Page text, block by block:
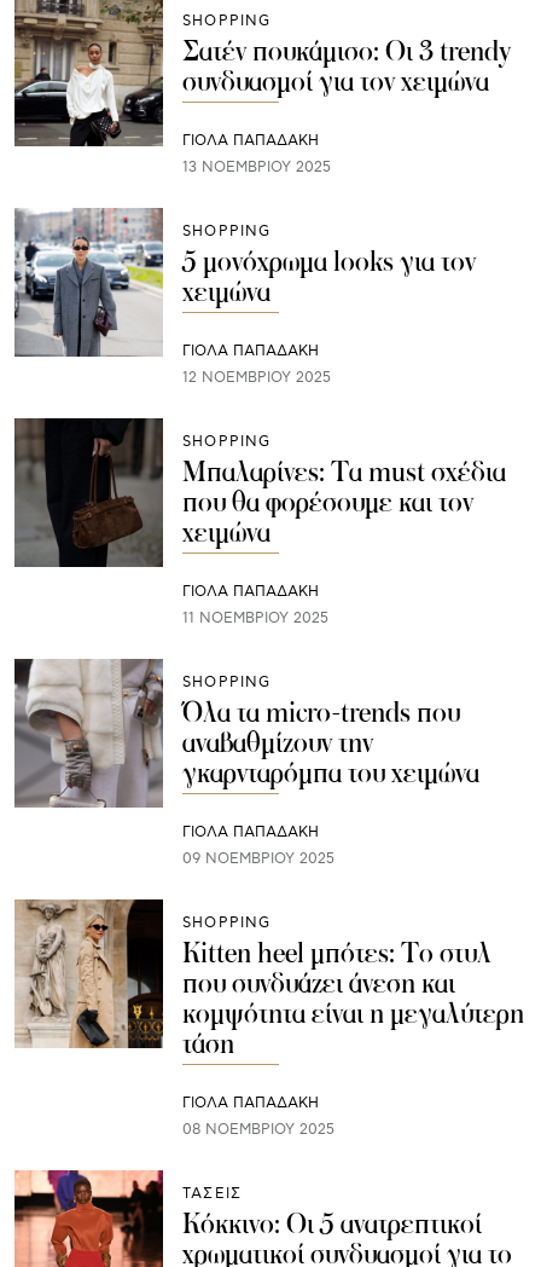
SHOPPING
Σατέν πουκάμισο: Οι 3 trendy
συνδυασμοί για τον χειμώνα
ΓΙΌΛΑ ΠΑΠΑΔΆΚΗ
13 ΝΟΕΜΒΡΊΟΥ 2025
SHOPPING
5 μονόχρωμα looks για τον
χειμώνα
ΓΙΌΛΑ ΠΑΠΑΔΆΚΗ
12 ΝΟΕΜΒΡΊΟΥ 2025
SHOPPING
Μπαλαρίνες: Τα must σχέδια
που θα φορέσουμε και τον
χειμώνα
ΓΙΌΛΑ ΠΑΠΑΔΆΚΗ
11 ΝΟΕΜΒΡΊΟΥ 2025
SHOPPING
Όλα τα micro-trends που
αναβαθμίζουν την
γκαρνταρόμπα του χειμώνα
ΓΙΌΛΑ ΠΑΠΑΔΆΚΗ
09 ΝΟΕΜΒΡΊΟΥ 2025
SHOPPING
Kitten heel μπότες: Το στυλ
που συνδυάζει άνεση και
κομψότητα είναι η μεγαλύτερη
τάση
ΓΙΌΛΑ ΠΑΠΑΔΆΚΗ
08 ΝΟΕΜΒΡΊΟΥ 2025
ΤΑΣΕΙΣ
Κόκκινο: Οι 5 ανατρεπτικοί
χρωματικοί συνδυασμοί για το